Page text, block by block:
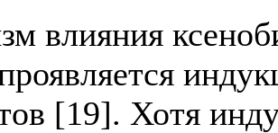
влияния
[19]. Хотя